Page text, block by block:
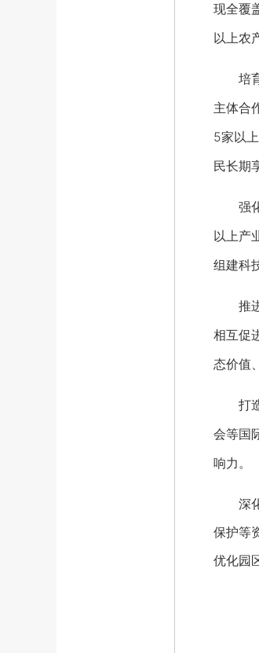
现全覆
以上农
培育
主体合
5家以
民长期
强化
以上产
组建科
推进
相互促
态价值
打造
会等国
响力。
深化
保护等
优化园